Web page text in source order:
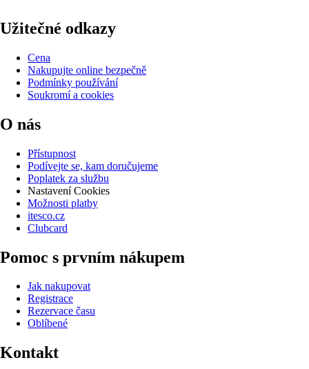
Užitečné odkazy
Cena
Nakupujte online bezpečně
Podmínky používání
Soukromí a cookies
O nás
Přístupnost
Podívejte se, kam doručujeme
Poplatek za službu
Nastavení Cookies
Možnosti platby
itesco.cz
Clubcard
Pomoc s prvním nákupem
Jak nakupovat
Registrace
Rezervace času
Oblíbené
Kontakt